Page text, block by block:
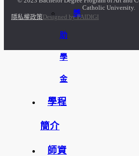
獎
助
學
金
學程
簡介
師資
Catholic University.
隱私權政策 Designed by PAIDIGI